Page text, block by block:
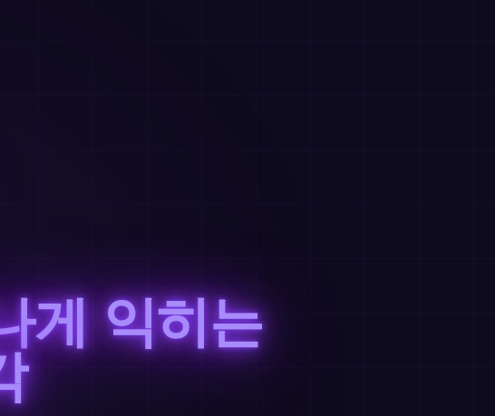
게 익히는